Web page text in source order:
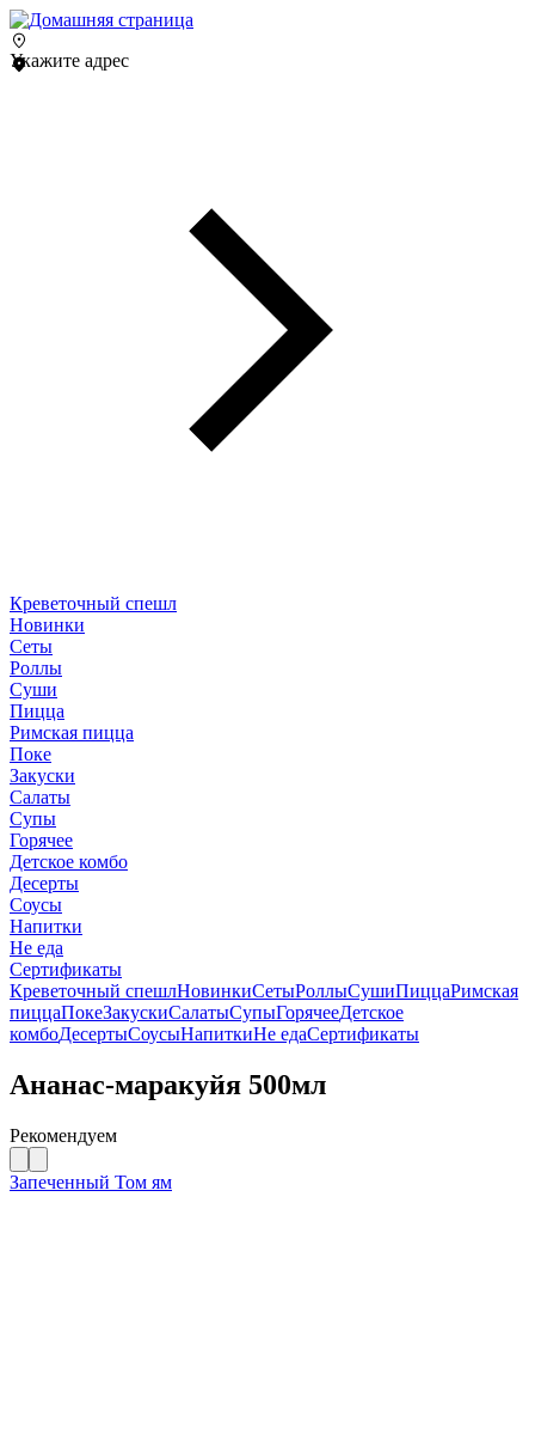
Укажите адрес
Креветочный спешл
Новинки
Сеты
Роллы
Суши
Пицца
Римская пицца
Поке
Закуски
Салаты
Супы
Горячее
Детское комбо
Десерты
Соусы
Напитки
Не еда
Сертификаты
Креветочный спешлНовинкиСетыРоллыСушиПиццаРимская
пиццаПокеЗакускиСалатыСупыГорячееДетское
комбоДесертыСоусыНапиткиНе едаСертификаты
Ананас-маракуйя 500мл
Рекомендуем
Запеченный Том ям